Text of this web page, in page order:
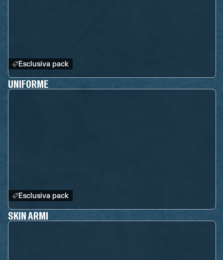
Esclusiva pack
UNIFORME
Esclusiva pack
SKIN ARMI